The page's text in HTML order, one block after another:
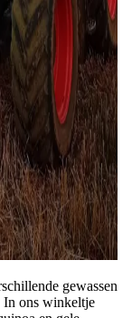
gewassen
In ons winkeltje